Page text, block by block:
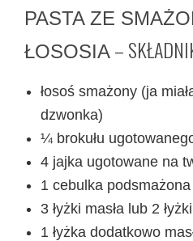
PASTA ZE
ŁOSOSIA –
łosoś smażony (ja
dzwonka)
¼ brokułu
4 jajka ugotowane na
1 cebulka podsmażona
3 łyżki masła lub 2
1 łyżka dodatkowo